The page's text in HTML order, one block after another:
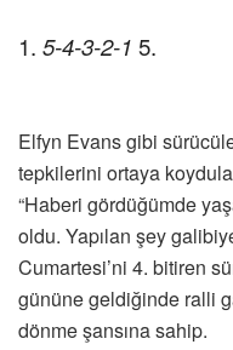
1. 5-4-3-2-1 5.
Elfyn Evans gibi
tepkilerini ortaya
“Haberi gördüğümde
oldu. Yapılan şey
Cumartesi’ni 4. bitiren
gününe geldiğinde ralli
dönme şansına sahip.